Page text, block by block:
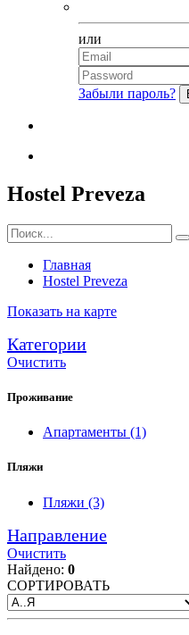
или
Забыли пароль?
Hostel Preveza
Главная
Hostel Preveza
Показать на карте
Категории
Очистить
Проживание
Апартаменты (1)
Пляжи
Пляжи (3)
Направление
Очистить
Найдено: 0
СОРТИРОВАТЬ